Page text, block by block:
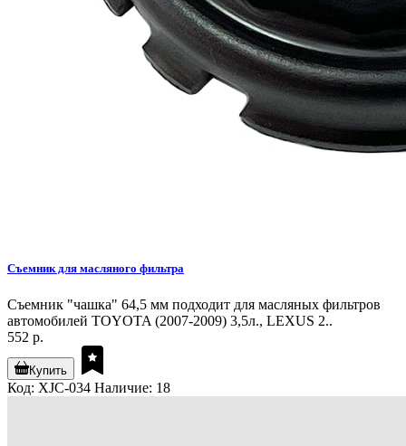
Съемник для масляного фильтра
Съемник "чашка" 64,5 мм подходит для масляных фильтров
автомобилей TOYOTA (2007-2009) 3,5л., LEXUS 2..
552 р.
Купить
Код: XJC-034 Наличие: 18